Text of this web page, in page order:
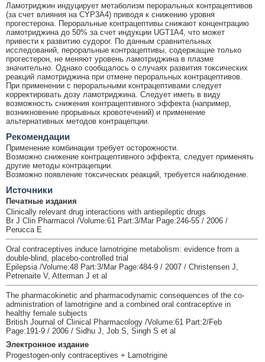
Ламотриджин индуцирует метаболизм пероральных контрацептивов
(за счет влияния на CYP3A4) приводя к снижению уровня
прогестерона. Пероральные контрацептивы снижают концентрацию
ламотриджина до 50% за счет индукции UGT1A4, что может
привести к развитию судорог. По данным сравнительных
исследований, пероральные контрацептивы, содержащие только
прогестерон, не меняют уровень ламотриджина в плазме
значительно. Однако сообщалось о случаях развития токсических
реакций ламотриджина при отмене пероральных контрацептивов.
При применении с пероральными контрацептивами следует
корректировать дозу ламотриджина. Следует иметь в виду
возможность снижения контрацептивного эффекта (например,
возникновение прорывных кровотечений) и применение
альтернативных методов контрацепции.
Рекомендации
Применение комбинации требует осторожности.
Возможно снижение контрацептивного эффекта, следует применять
другие методы контрацепции.
Возможно появление токсических реакций, требуется наблюдение.
Источники
Печатные издания
Clinically relevant drug interactions with antiepileptic drugs
Br J Clin Pharmacol /Volume:61 Part:3/Mar Page:246-55 / 2006 /
Perucca E
Oral contraceptives induce lamotrigine metabolism: evidence from a
double-blind, placebo-controlled trial
Epilepsia /Volume:48 Part:3/Mar Page:484-9 / 2007 / Christensen J,
Petrenaite V, Atterman J et al
The pharmacokinetic and pharmacodynamic consequences of the co-
administration of lamotrigine and a combined oral contraceptive in
healthy female subjects
British Journal of Clinical Pharmacology /Volume:61 Part:2/Feb
Page:191-9 / 2006 / Sidhu J, Job S, Singh S et al
Электронное издание
Progestogen-only contraceptives + Lamotrigine